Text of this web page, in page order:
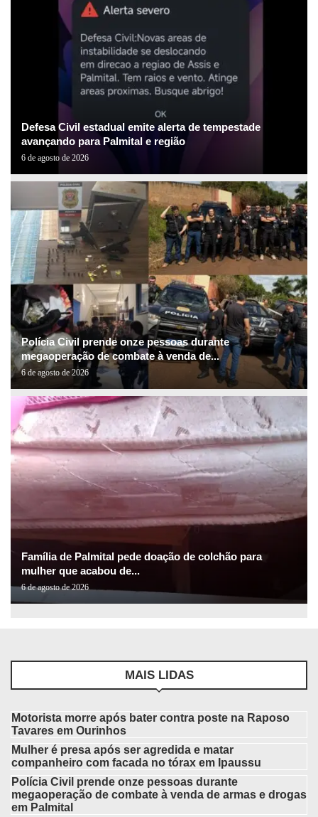
Defesa Civil estadual emite alerta de tempestade
avançando para Palmital e região
6 de agosto de 2026
Polícia Civil prende onze pessoas durante
megaoperação de combate à venda de...
6 de agosto de 2026
Família de Palmital pede doação de colchão para
mulher que acabou de...
6 de agosto de 2026
MAIS LIDAS
Motorista morre após bater contra poste na Raposo
Tavares em Ourinhos
Mulher é presa após ser agredida e matar
companheiro com facada no tórax em Ipaussu
Polícia Civil prende onze pessoas durante
megaoperação de combate à venda de armas e drogas
em Palmital